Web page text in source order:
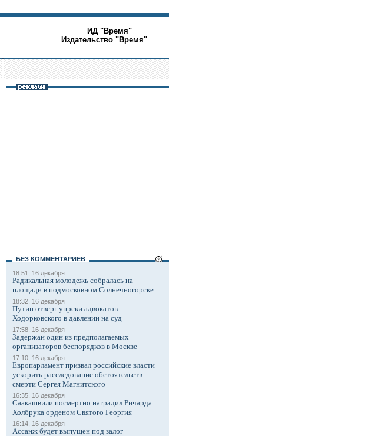
ИД "Время"
Издательство "Время"
БЕЗ КОМMЕНТАРИЕВ
18:51, 16 декабря
Радикальная молодежь собралась на
площади в подмосковном Солнечногорске
18:32, 16 декабря
Путин отверг упреки адвокатов
Ходорковского в давлении на суд
17:58, 16 декабря
Задержан один из предполагаемых
организаторов беспорядков в Москве
17:10, 16 декабря
Европарламент призвал российские власти
ускорить расследование обстоятельств
смерти Сергея Магнитского
16:35, 16 декабря
Саакашвили посмертно наградил Ричарда
Холбрука орденом Святого Георгия
16:14, 16 декабря
Ассанж будет выпущен под залог